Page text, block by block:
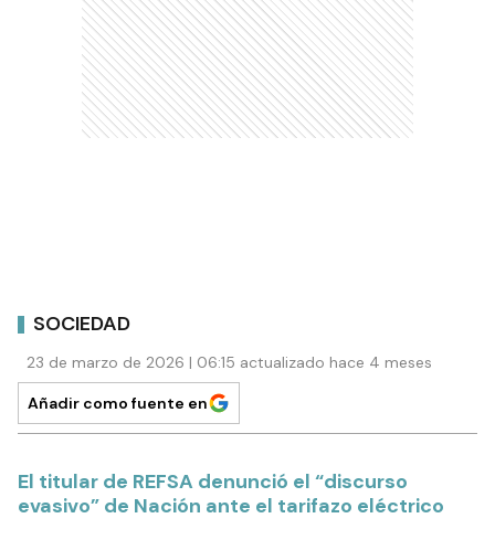
SOCIEDAD
23 de marzo de 2026 | 06:15 actualizado hace 4 meses
Añadir como fuente en
El titular de REFSA denunció el “discurso
evasivo” de Nación ante el tarifazo eléctrico